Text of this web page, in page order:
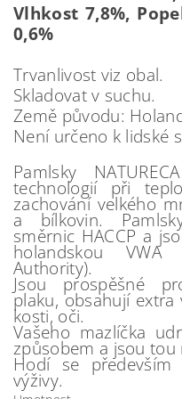
Vlhkost 7,8%,
0,6%
Trvanlivost viz obal.
Skladovat v suchu.
Země původu:
Není určeno k lidské
Pamlsky
technologií při
zachování velkého
a bílkovin.
směrnic HACCP a
holandskou
Authority).
Jsou prospěšné
plaku, obsahují
kosti, oči.
Vašeho mazlíčka
způsobem a jsou tou
Hodí se
výživy.